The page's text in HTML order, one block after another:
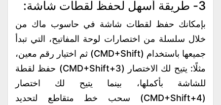
3- طريقة أسهل لحفظ لقطات شاشة:
بإمكانك حفظ لقطات شاشة في حاسوب ماك من
خلال سلسلة من اختصارات لوحة المفاتيح، التي تبدأ
جميعها باستخدام (CMD+Shift) ثم اختيار رقم معين،
مثلًا: يتيح لك الاختصار (CMD+Shift+3) حفظ لقطة
للشاشة بأكملها، بينما يتيح لك اختصار
(CMD+Shift+4) سحب خط متقاطع لتحديد